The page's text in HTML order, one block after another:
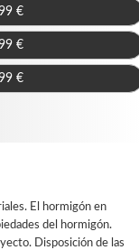
€
€
€
El hormigón en
del hormigón.
Disposición de las